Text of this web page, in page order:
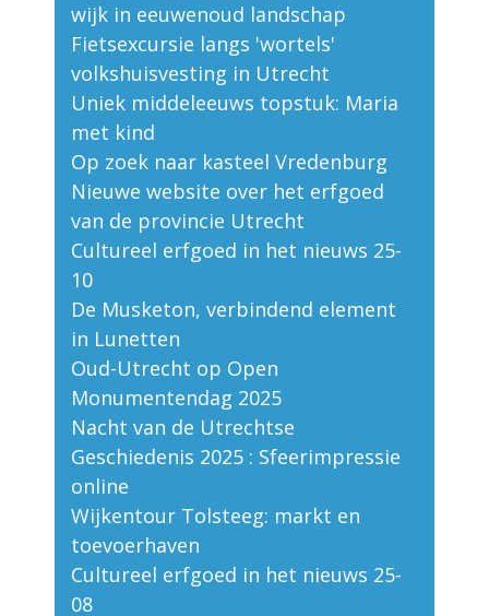
wijk in eeuwenoud landschap
Fietsexcursie langs 'wortels'
volkshuisvesting in Utrecht
Uniek middeleeuws topstuk: Maria
met kind
Op zoek naar kasteel Vredenburg
Nieuwe website over het erfgoed
van de provincie Utrecht
Cultureel erfgoed in het nieuws 25-
10
De Musketon, verbindend element
in Lunetten
Oud-Utrecht op Open
Monumentendag 2025
Nacht van de Utrechtse
Geschiedenis 2025 : Sfeerimpressie
online
Wijkentour Tolsteeg: markt en
toevoerhaven
Cultureel erfgoed in het nieuws 25-
08